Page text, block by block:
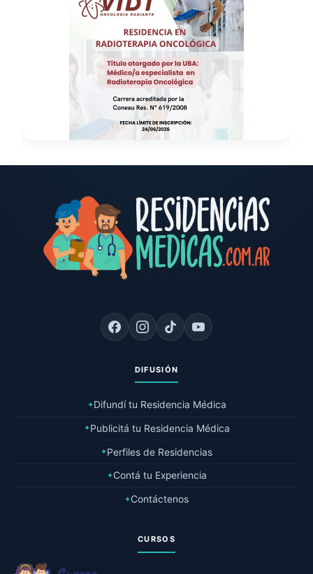
DIFUSIÓN
✦Difundí tu Residencia Médica
✦Publicitá tu Residencia Médica
✦Perfiles de Residencias
✦Contá tu Experiencia
✦Contáctenos
CURSOS